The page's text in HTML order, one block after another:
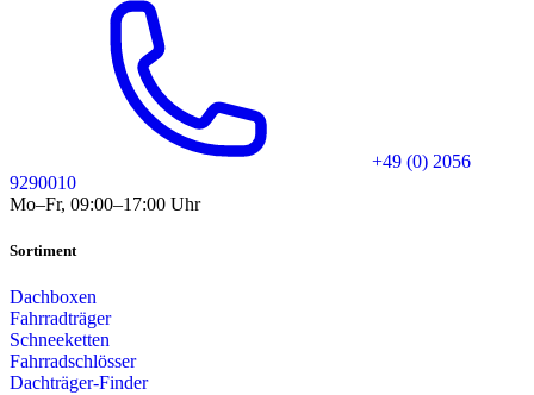
+49 (0) 2056
9290010
Mo–Fr, 09:00–17:00 Uhr
Sortiment
Dachboxen
Fahrradträger
Schneeketten
Fahrradschlösser
Dachträger-Finder